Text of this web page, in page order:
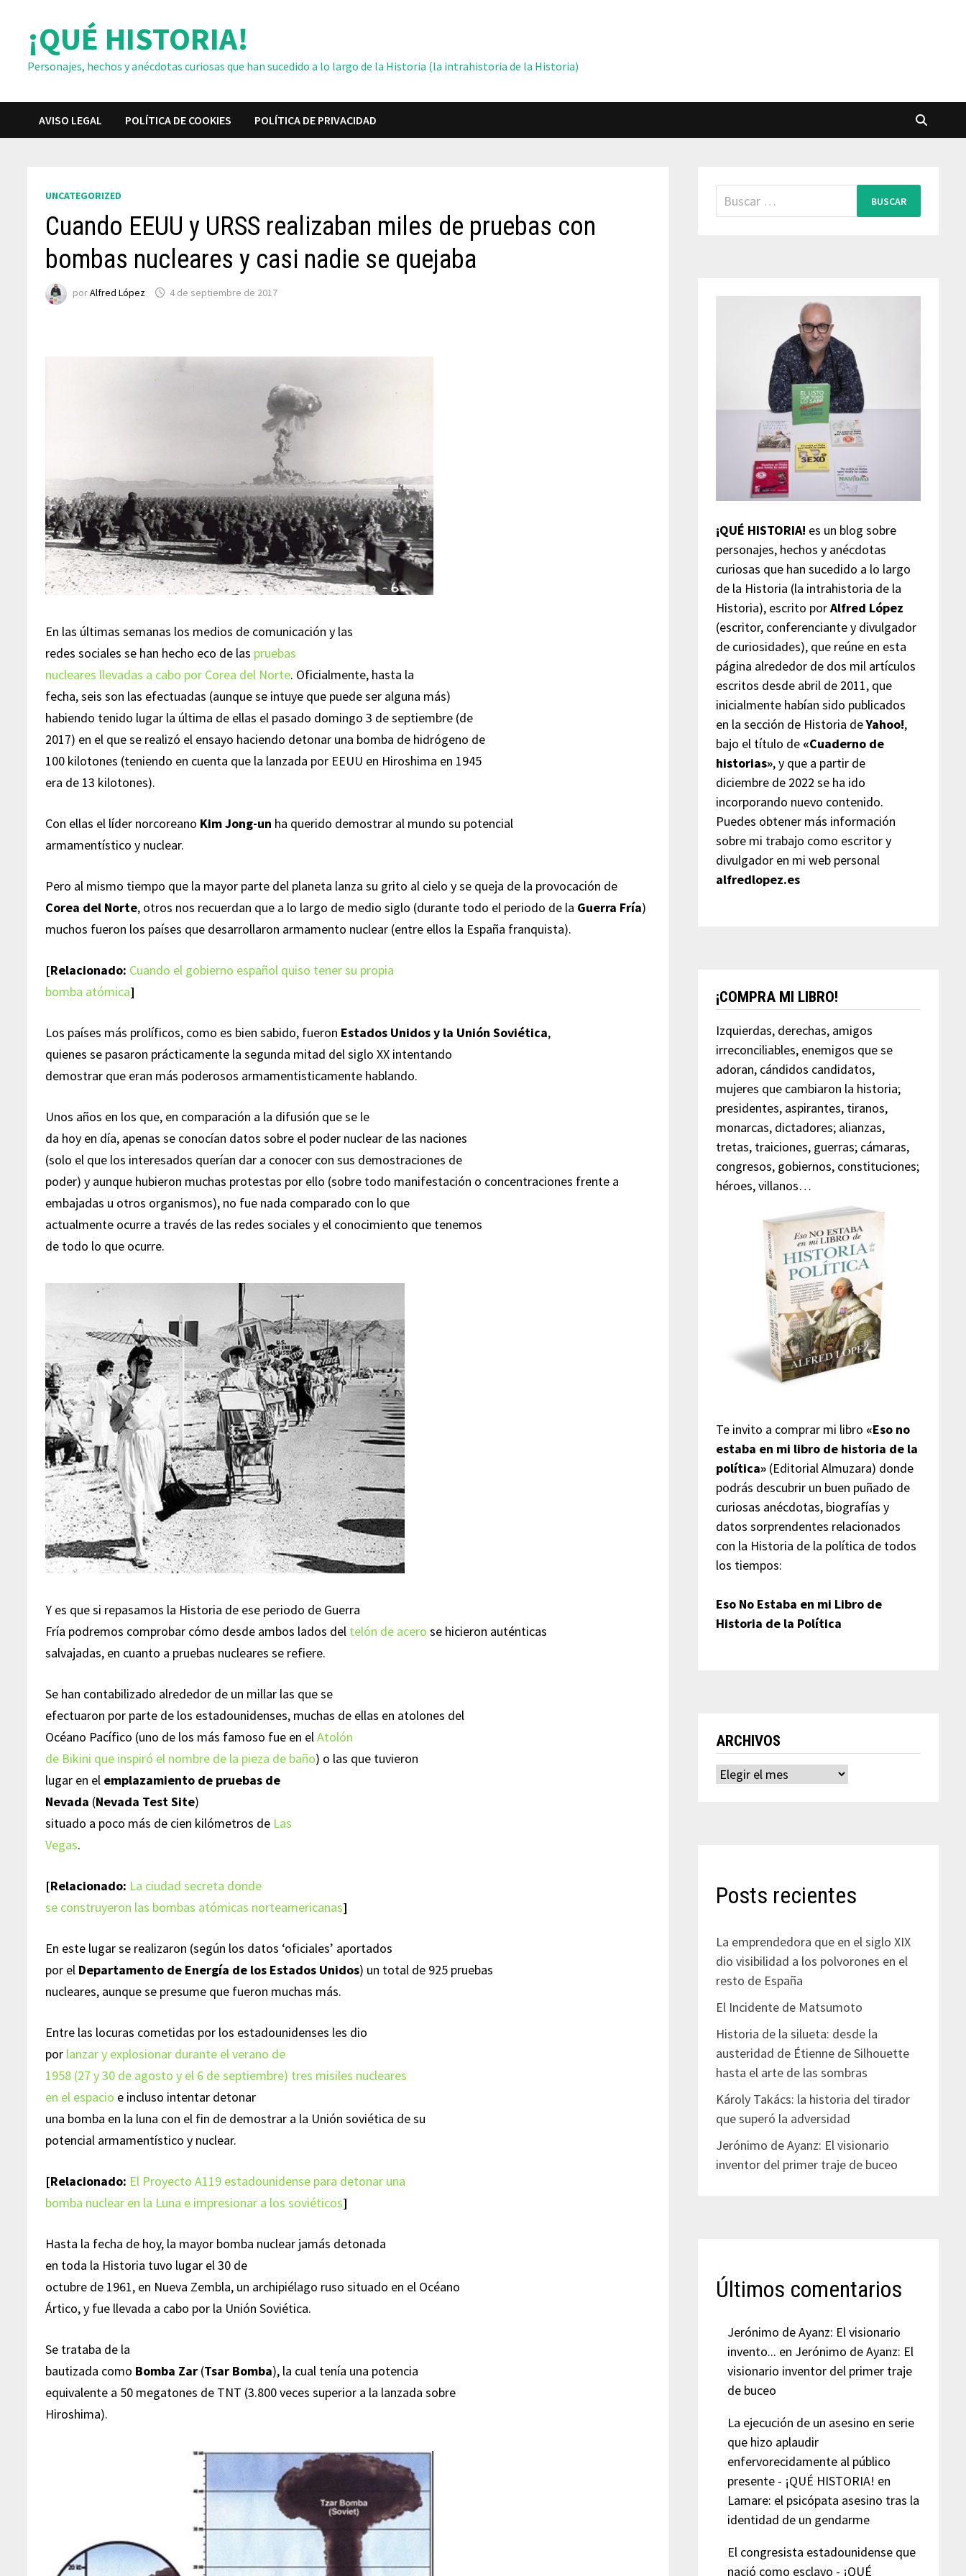
contenido¡QUÉ HISTORIA!
Personajes, hechos y anécdotas curiosas que han sucedido a lo largo de la Historia (la intrahistoria de la Historia)
AVISO LEGAL POLÍTICA DE COOKIES POLÍTICA DE PRIVACIDAD
UNCATEGORIZED
Cuando EEUU y URSS realizaban miles de pruebas con
bombas nucleares y casi nadie se quejaba
porAlfred López 4 de septiembre de 2017
En las últimas semanas los medios de comunicación y las
redes sociales se han hecho eco de las pruebas
nucleares llevadas a cabo por Corea del Norte. Oficialmente, hasta la
fecha, seis son las efectuadas (aunque se intuye que puede ser alguna más)
habiendo tenido lugar la última de ellas el pasado domingo 3 de septiembre (de
2017) en el que se realizó el ensayo haciendo detonar una bomba de hidrógeno de
100 kilotones (teniendo en cuenta que la lanzada por EEUU en Hiroshima en 1945
era de 13 kilotones).
Con ellas el líder norcoreano Kim Jong-un ha querido demostrar al mundo su potencial
armamentístico y nuclear.
Pero al mismo tiempo que la mayor parte del planeta lanza su grito al cielo y se queja de la provocación de
Corea del Norte, otros nos recuerdan que a lo largo de medio siglo (durante todo el periodo de la Guerra Fría)
muchos fueron los países que desarrollaron armamento nuclear (entre ellos la España franquista).
[Relacionado: Cuando el gobierno español quiso tener su propia
bomba atómica]
Los países más prolíficos, como es bien sabido, fueron Estados Unidos y la Unión Soviética,
quienes se pasaron prácticamente la segunda mitad del siglo XX intentando
demostrar que eran más poderosos armamentisticamente hablando.
Unos años en los que, en comparación a la difusión que se le
da hoy en día, apenas se conocían datos sobre el poder nuclear de las naciones
(solo el que los interesados querían dar a conocer con sus demostraciones de
poder) y aunque hubieron muchas protestas por ello (sobre todo manifestación o concentraciones frente a
embajadas u otros organismos), no fue nada comparado con lo que
actualmente ocurre a través de las redes sociales y el conocimiento que tenemos
de todo lo que ocurre.
Y es que si repasamos la Historia de ese periodo de Guerra
Fría podremos comprobar cómo desde ambos lados del telón de acero se hicieron auténticas
salvajadas, en cuanto a pruebas nucleares se refiere.
Se han contabilizado alrededor de un millar las que se
efectuaron por parte de los estadounidenses, muchas de ellas en atolones del
Océano Pacífico (uno de los más famoso fue en elAtolón
de Bikini que inspiró el nombre de la pieza de baño) o las que tuvieron
lugar en el emplazamiento de pruebas de
Nevada (Nevada Test Site)
situado a poco más de cien kilómetros de Las
Vegas.
[Relacionado: La ciudad secreta donde
se construyeron las bombas atómicas norteamericanas]
En este lugar se realizaron (según los datos ‘oficiales’ aportados
por el Departamento de Energía de los Estados Unidos) un total de 925 pruebas
nucleares, aunque se presume que fueron muchas más.
Entre las locuras cometidas por los estadounidenses les dio
por lanzar y explosionar durante el verano de
1958 (27 y 30 de agosto y el 6 de septiembre) tres misiles nucleares
en el espacio e incluso intentar detonar
una bomba en la luna con el fin de demostrar a la Unión soviética de su
potencial armamentístico y nuclear.
[Relacionado: El Proyecto A119 estadounidense para detonar una
bomba nuclear en la Luna e impresionar a los soviéticos]
Hasta la fecha de hoy, la mayor bomba nuclear jamás detonada
en toda la Historia tuvo lugar el 30 de
octubre de 1961, en Nueva Zembla, un archipiélago ruso situado en el Océano
Ártico, y fue llevada a cabo por la Unión Soviética.
Se trataba de la
bautizada como Bomba Zar (Tsar Bomba), la cual tenía una potencia
equivalente a 50 megatones de TNT (3.800 veces superior a la lanzada sobre
Hiroshima).
Buscar:
¡QUÉ HISTORIA! es un blog sobre
personajes, hechos y anécdotas
curiosas que han sucedido a lo largo
de la Historia (la intrahistoria de la
Historia), escrito porAlfred López
(escritor, conferenciante y divulgador
de curiosidades), que reúne en esta
página alrededor de dos mil artículos
escritos desde abril de 2011, que
inicialmente habían sido publicados
en la sección de Historia deYahoo!,
bajo el título de «Cuaderno de
historias», y que a partir de
diciembre de 2022 se ha ido
incorporando nuevo contenido.
Puedes obtener más información
sobre mi trabajo como escritor y
divulgador en mi web personal
alfredlopez.es
¡COMPRA MI LIBRO!
Izquierdas, derechas, amigos
irreconciliables, enemigos que se
adoran, cándidos candidatos,
mujeres que cambiaron la historia;
presidentes, aspirantes, tiranos,
monarcas, dictadores; alianzas,
tretas, traiciones, guerras; cámaras,
congresos, gobiernos, constituciones;
héroes, villanos…
Te invito a comprar mi libro «Eso no
estaba en mi libro de historia de la
política»(Editorial Almuzara) donde
podrás descubrir un buen puñado de
curiosas anécdotas, biografías y
datos sorprendentes relacionados
con la Historia de la política de todos
los tiempos:
Eso No Estaba en mi Libro de
Historia de la Política
ARCHIVOS
Archivos
Posts recientes
La emprendedora que en el siglo XIX
dio visibilidad a los polvorones en el
resto de España
El Incidente de Matsumoto
Historia de la silueta: desde la
austeridad de Étienne de Silhouette
hasta el arte de las sombras
Károly Takács: la historia del tirador
que superó la adversidad
Jerónimo de Ayanz: El visionario
inventor del primer traje de buceo
Últimos comentarios
Jerónimo de Ayanz: El visionario
invento... en Jerónimo de Ayanz: El
visionario inventor del primer traje
de buceo
La ejecución de un asesino en serie
que hizo aplaudir
enfervorecidamente al público
presente - ¡QUÉ HISTORIA! en
Lamare: el psicópata asesino tras la
identidad de un gendarme
El congresista estadounidense que
nació como esclavo - ¡QUÉ